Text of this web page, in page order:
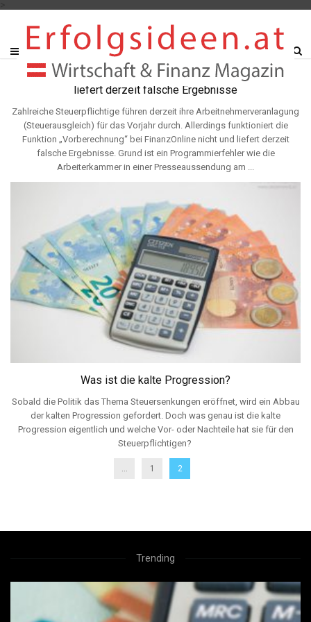
Arbeitnehmerveranlagung: FinanzOnline Vorberechnung
liefert derzeit falsche Ergebnisse
Zahlreiche Steuerpflichtige führen derzeit ihre Arbeitnehmerveranlagung
(Steuerausgleich) für das Vorjahr durch. Allerdings funktioniert die
Funktion „Vorberechnung“ bei FinanzOnline nicht und liefert derzeit
falsche Ergebnisse. Grund ist ein Programmierfehler wie die
Arbeiterkammer in einer Presseaussendung am ...
Was ist die kalte Progression?
Sobald die Politik das Thema Steuersenkungen eröffnet, wird ein Abbau
der kalten Progression gefordert. Doch was genau ist die kalte
Progression eigentlich und welche Vor- oder Nachteile hat sie für den
Steuerpflichtigen?
... 1 2
Trending